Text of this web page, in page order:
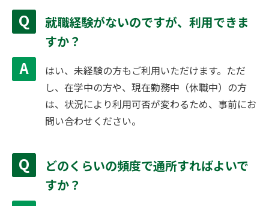
就職経験がないのですが、利用できま
すか？
はい、未経験の方もご利用いただけます。ただ
し、在学中の方や、現在勤務中（休職中）の方
は、状況により利用可否が変わるため、事前にお
問い合わせください。
どのくらいの頻度で通所すればよいで
すか？